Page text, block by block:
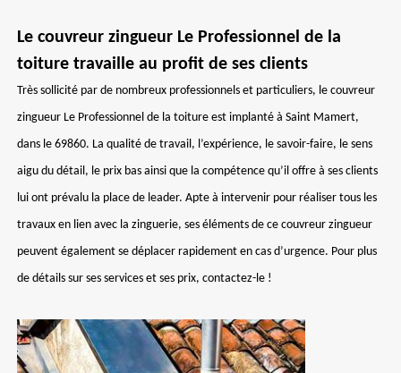
Le couvreur zingueur Le Professionnel de la
toiture travaille au profit de ses clients
Très sollicité par de nombreux professionnels et particuliers, le couvreur
zingueur Le Professionnel de la toiture est implanté à Saint Mamert,
dans le 69860. La qualité de travail, l’expérience, le savoir-faire, le sens
aigu du détail, le prix bas ainsi que la compétence qu’il offre à ses clients
lui ont prévalu la place de leader. Apte à intervenir pour réaliser tous les
travaux en lien avec la zinguerie, ses éléments de ce couvreur zingueur
peuvent également se déplacer rapidement en cas d’urgence. Pour plus
de détails sur ses services et ses prix, contactez-le !